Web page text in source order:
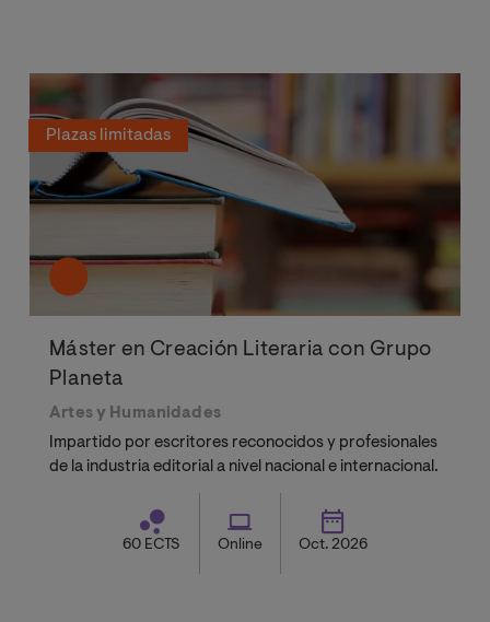
Plazas limitadas
Máster en Creación Literaria con Grupo
Planeta
Artes y Humanidades
Impartido por escritores reconocidos y profesionales
de la industria editorial a nivel nacional e internacional.
60 ECTS Online Oct. 2026